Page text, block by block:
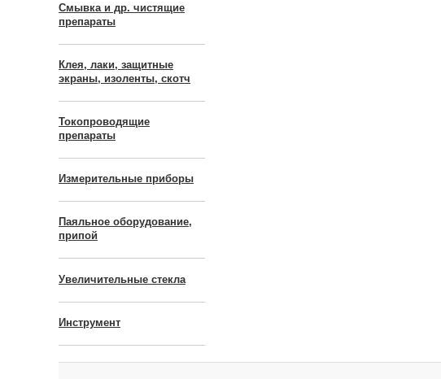
Смывка и др. чистящие
препараты
Клея, лаки, защитные
экраны, изоленты, скотч
Токопроводящие
препараты
Измерительные приборы
Паяльное оборудование,
припой
Увеличительные стекла
Инструмент